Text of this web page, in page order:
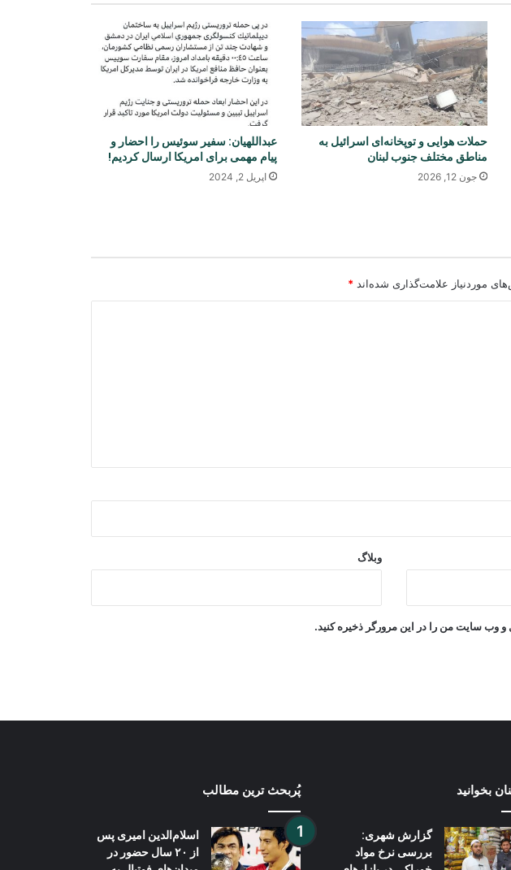
کردند
گفت‌وگوی مقام‌های افغانستان و ایران
درباره گسترش همکاری‌های اقتصادی و
تجارتی
افغانستان و آذربایجان درباره همکاری‌های
محیط زیستی گفت‌وگو کردند
حملات هوایی و توپخانه‌ای اسرائیل به
مناطق مختلف جنوب لبنان
جون 12, 2026
عبداللهیان: سفیر سوئیس را احضار و
پیام مهمی برای امریکا ارسال کردیم!
اپریل 2, 2024
موردنیاز علامت‌گذاری شده‌اند *
وبلاگ
و وب سایت من را در این مرورگر ذخیره کنید.
بخوانید
گزارش شهری:
بررسی نرخ مواد
پُربحث ترین مطالب
اسلام‌الدین امیری پس
از ۲۰ سال حضور در